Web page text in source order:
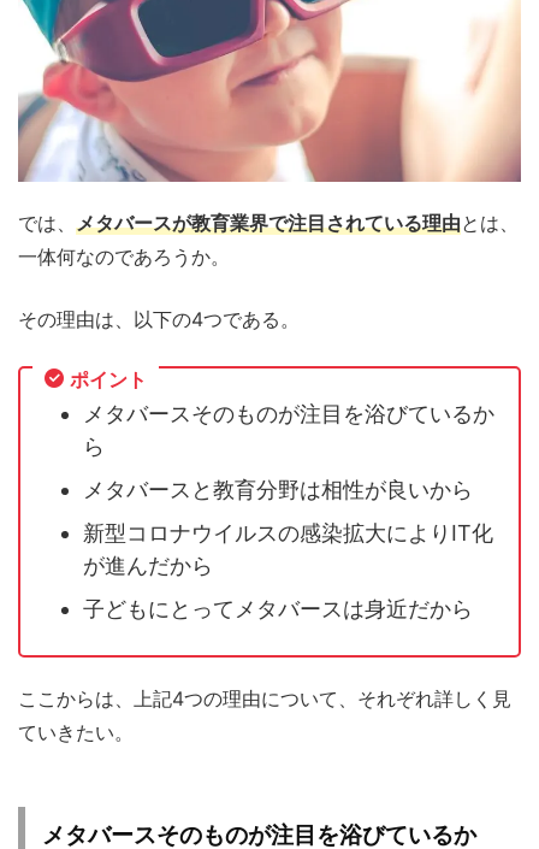
では、 メタバースが教育業界で注目されている理由とは、
一体何なのであろうか。
その理由は、以下の4つである。
ポイント
メタバースそのものが注目を浴びているか
ら
メタバースと教育分野は相性が良いから
新型コロナウイルスの感染拡大によりIT化
が進んだから
子どもにとってメタバースは身近だから
ここからは、上記4つの理由について、それぞれ詳しく見
ていきたい。
メタバースそのものが注目を浴びているか